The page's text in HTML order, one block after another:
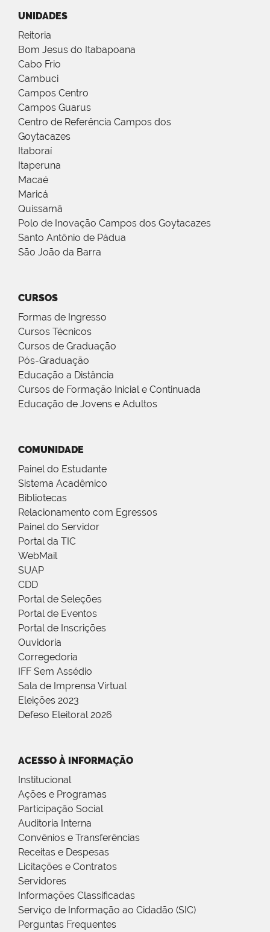
UNIDADES
Reitoria
Bom Jesus do Itabapoana
Cabo Frio
Cambuci
Campos Centro
Campos Guarus
Centro de Referência Campos dos
Goytacazes
Itaboraí
Itaperuna
Macaé
Maricá
Quissamã
Polo de Inovação Campos dos Goytacazes
Santo Antônio de Pádua
São João da Barra
CURSOS
Formas de Ingresso
Cursos Técnicos
Cursos de Graduação
Pós-Graduação
Educação a Distância
Cursos de Formação Inicial e Continuada
Educação de Jovens e Adultos
COMUNIDADE
Painel do Estudante
Sistema Acadêmico
Bibliotecas
Relacionamento com Egressos
Painel do Servidor
Portal da TIC
WebMail
SUAP
CDD
Portal de Seleções
Portal de Eventos
Portal de Inscrições
Ouvidoria
Corregedoria
IFF Sem Assédio
Sala de Imprensa Virtual
Eleições 2023
Defeso Eleitoral 2026
ACESSO À INFORMAÇÃO
Institucional
Ações e Programas
Participação Social
Auditoria Interna
Convênios e Transferências
Receitas e Despesas
Licitações e Contratos
Servidores
Informações Classificadas
Serviço de Informação ao Cidadão (SIC)
Perguntas Frequentes